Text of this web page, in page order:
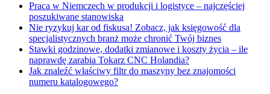
Praca w Niemczech w produkcji i logistyce – najczęściej
poszukiwane stanowiska
Nie ryzykuj kar od fiskusa! Zobacz, jak księgowość dla
specjalistycznych branż może chronić Twój biznes
Stawki godzinowe, dodatki zmianowe i koszty życia – ile
naprawdę zarabia Tokarz CNC Holandia?
Jak znaleźć właściwy filtr do maszyny bez znajomości
numeru katalogowego?